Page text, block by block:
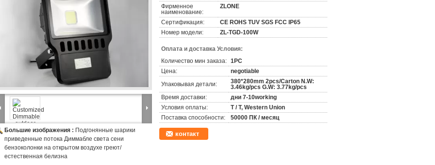
Большие изображения : Подгонянные шарики
приведенные потока Диммабле света сени
бензоколонки на открытом воздухе греют/
естественная белизна
Фирменное
наименование:
ZLONE
Сертификация:
CE ROHS TUV SGS FCC IP65
Номер модели:
ZL-TGD-100W
Оплата и доставка Условия:
Количество мин заказа: 1PC
Цена:
negotiable
Упаковывая детали:
380*280mm 2pcs/Carton N.W:
3.46kg/pcs G.W: 3.77kg/pcs
Время доставки:
дни 7-10working
Условия оплаты:
T / T, Western Union
Поставка способности:
50000 ПК / месяц
контакт